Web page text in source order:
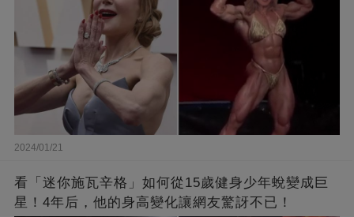
2024/01/21
看「迷你施瓦辛格」如何從15歲健身少年蛻變成巨
星！4年后，他的身高變化讓網友驚訝不已！